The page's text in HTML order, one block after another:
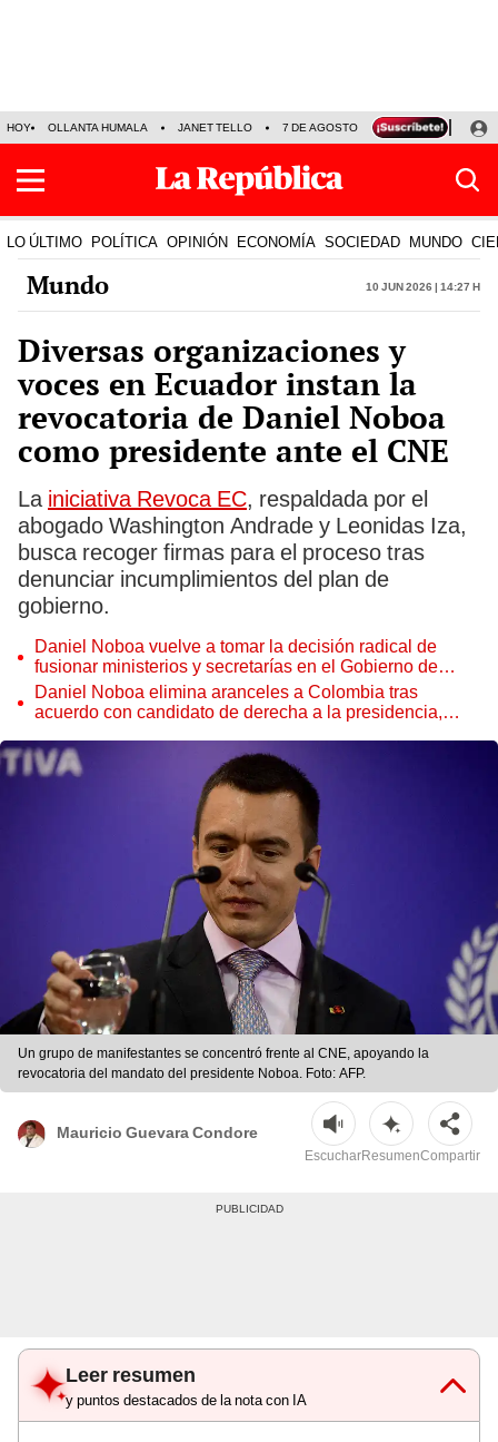
HOY OLLANTA HUMALA JANET TELLO 7 DE AGOSTO TINKA RESULTADOS
LO ÚLTIMO POLÍTICA OPINIÓN ECONOMÍA SOCIEDAD MUNDO
Mundo 10 Jun 2026 | 14:27 h
Diversas organizaciones y
voces en Ecuador instan la
revocatoria de Daniel Noboa
como presidente ante el CNE
La iniciativa Revoca EC, respaldada por el
abogado Washington Andrade y Leonidas Iza,
busca recoger firmas para el proceso tras
denunciar incumplimientos del plan de
gobierno.
Daniel Noboa vuelve a tomar la decisión radical de
fusionar ministerios y secretarías en el Gobierno de
Ecuador
Daniel Noboa elimina aranceles a Colombia tras
acuerdo con candidato de derecha a la presidencia,
Un grupo de manifestantes se concentró frente al CNE, apoyando la
revocatoria del mandato del presidente Noboa. Foto: AFP.
Mauricio Guevara Condore
EscucharResumenCompartir
Leer resumen
y puntos destacados de la nota con IA